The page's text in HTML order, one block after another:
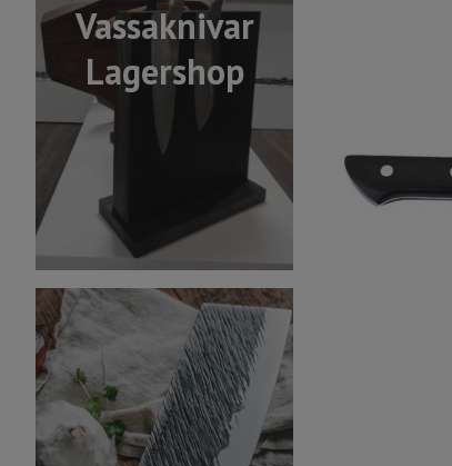
Vassaknivar
Lagershop